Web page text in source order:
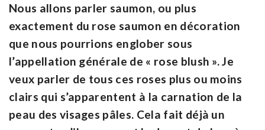
Nous allons parler saumon, ou plus
exactement du rose saumon en décoration
que nous pourrions englober sous
l’appellation générale de « rose blush ». Je
veux parler de tous ces roses plus ou moins
clairs qui s’apparentent à la carnation de la
peau des visages pâles. Cela fait déjà un